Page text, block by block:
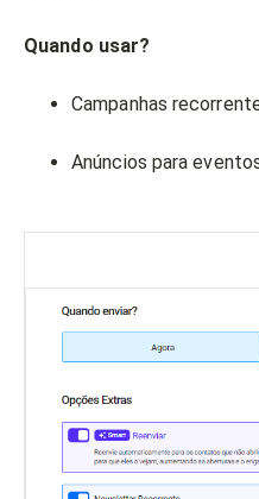
Quando usar?
Campanhas
Anúncios para